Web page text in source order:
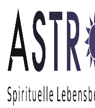
Skip to main content